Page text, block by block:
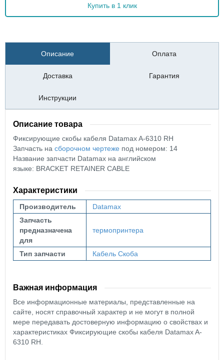
Купить в 1 клик
Описание Оплата
Доставка Гарантия
Инструкции
Описание товара
Фиксирующие скобы кабеля Datamax A-6310 RH
Запчасть на сборочном чертеже под номером: 14
Название запчасти Datamax на английском
языке: BRACKET RETAINER CABLE
Характеристики
Производитель
Datamax
Запчасть
предназначена
для
термопринтера
Тип запчасти Кабель Скоба
Важная информация
Все информационные материалы, представленные на
сайте, носят справочный характер и не могут в полной
мере передавать достоверную информацию о свойствах и
характеристиках Фиксирующие скобы кабеля Datamax A-
6310 RH.